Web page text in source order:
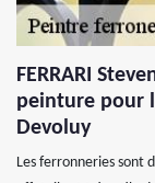
FERRARI
peinture pour
Devoluy
Les ferronneries sont